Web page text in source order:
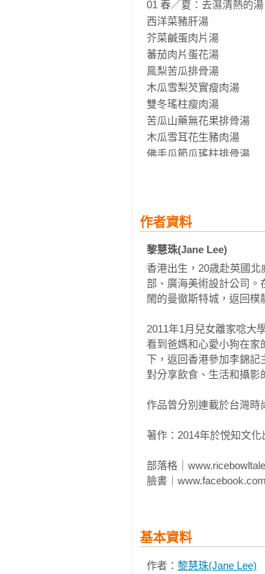
01 春／夏：去濕清熱的湯
西洋菜豬肝湯
芥菜鹹蛋肉片湯
蕃茄肉片蛋花湯
鳯梨苦瓜排骨湯
木瓜雪梨芡實瘦肉湯
雙冬瑤柱瘦肉湯
苦瓜山藥無花果排骨湯
木瓜雪耳花生豬肉湯
佛手瓜節瓜瑤柱排骨湯
蔬菜鹹火腿湯
青菜鮮菇豆腐肉片湯
冬瓜火腿眉豆雞湯
花旗蔘淮山芡實雞湯
木瓜雪耳花生鮮魚湯
冬瓜大蝦魚丸湯
烤番茄甜椒湯
西洋菜濃湯
紅扁豆蔬菜湯
牛蒡雪梨玉米瘦肉湯
蓮藕蓮子眉豆瘦肉湯
葛根荸薺眉豆瘦肉湯
蘿蔔南北杏蜜棗大骨湯
蘿蔔佛手瓜瑤柱瘦肉湯
作者資料
黎慧珠(Jane Lee)
香港出生，20歳赴英國
部、廣海美術設計公司。
閙的曼徹斯特城，返回樸
2011年1月兒女離家唸大
看到爸媽和心愛小狗在家
下，返回香港參加李錦記
對分享飲食、生活和攝影
作品曾分別連載於台灣時
著作：2014年於悦知文化
部落格｜
臉書｜
基本資料
作者： 黎慧珠(Jane Lee)